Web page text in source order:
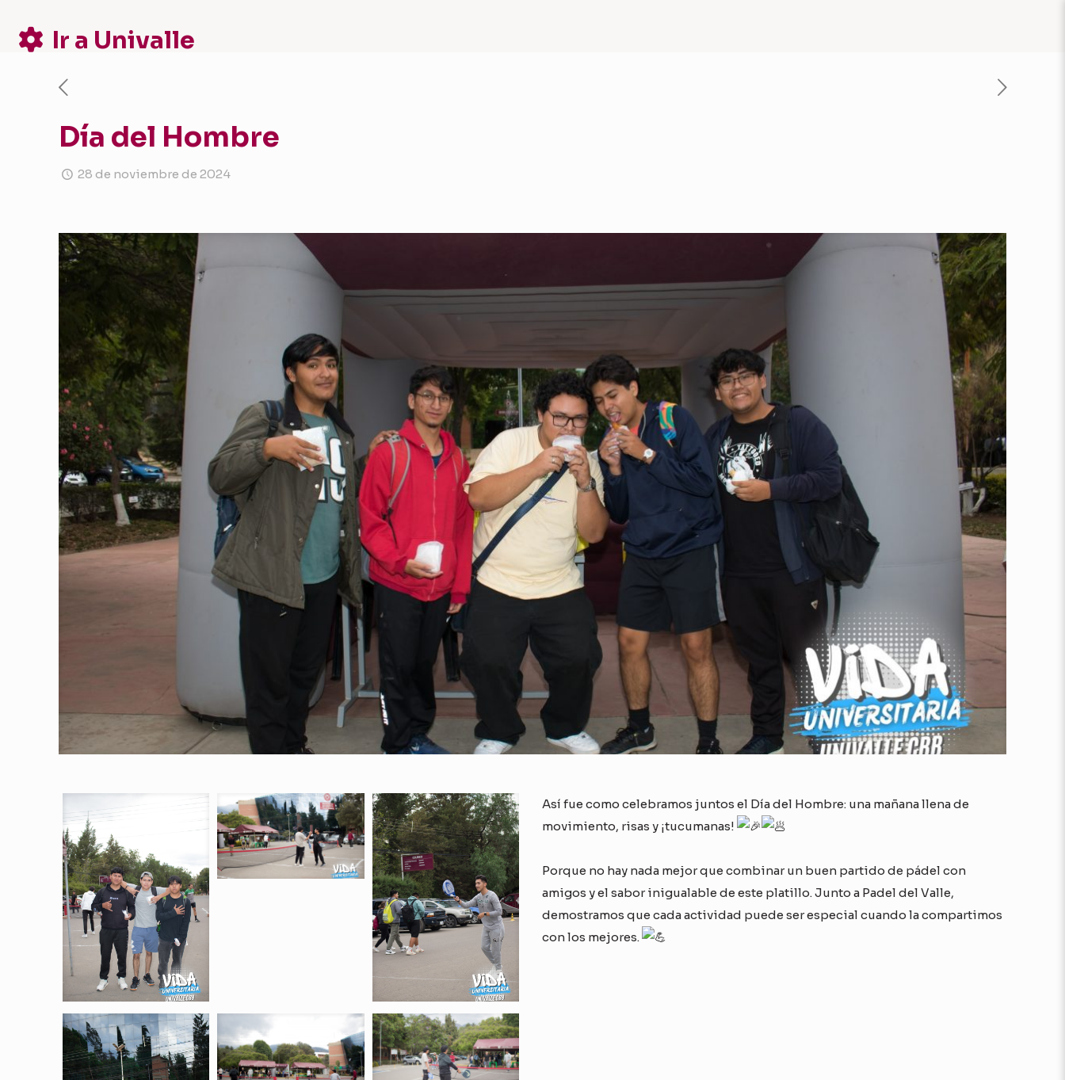
Ir a Univalle
Día del Hombre
28 de noviembre de 2024
Así fue como celebramos juntos el Día del Hombre: una mañana llena de
movimiento, risas y ¡tucumanas!
Porque no hay nada mejor que combinar un buen partido de pádel con
amigos y el sabor inigualable de este platillo. Junto a Padel del Valle,
demostramos que cada actividad puede ser especial cuando la compartimos
con los mejores.